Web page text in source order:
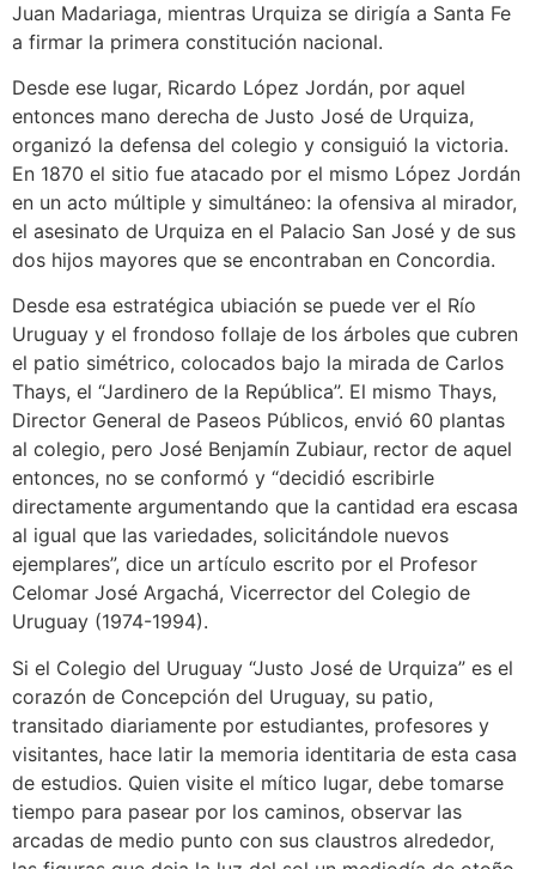
Juan Madariaga, mientras Urquiza se dirigía a Santa Fe
a firmar la primera constitución nacional.
Desde ese lugar, Ricardo López Jordán, por aquel
entonces mano derecha de Justo José de Urquiza,
organizó la defensa del colegio y consiguió la victoria.
En 1870 el sitio fue atacado por el mismo López Jordán
en un acto múltiple y simultáneo: la ofensiva al mirador,
el asesinato de Urquiza en el Palacio San José y de sus
dos hijos mayores que se encontraban en Concordia.
Desde esa estratégica ubiación se puede ver el Río
Uruguay y el frondoso follaje de los árboles que cubren
el patio simétrico, colocados bajo la mirada de Carlos
Thays, el “Jardinero de la República”. El mismo Thays,
Director General de Paseos Públicos, envió 60 plantas
al colegio, pero José Benjamín Zubiaur, rector de aquel
entonces, no se conformó y “decidió escribirle
directamente argumentando que la cantidad era escasa
al igual que las variedades, solicitándole nuevos
ejemplares”, dice un artículo escrito por el Profesor
Celomar José Argachá, Vicerrector del Colegio de
Uruguay (1974-1994).
Si el Colegio del Uruguay “Justo José de Urquiza” es el
corazón de Concepción del Uruguay, su patio,
transitado diariamente por estudiantes, profesores y
visitantes, hace latir la memoria identitaria de esta casa
de estudios. Quien visite el mítico lugar, debe tomarse
tiempo para pasear por los caminos, observar las
arcadas de medio punto con sus claustros alrededor,